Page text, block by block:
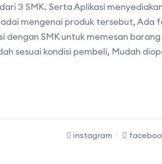
3 SMK. Serta Aplikasi
mengenai produk tersebut, Ada
dengan SMK untuk memesan
sesuai kondisi pembeli, Mudah
instagram